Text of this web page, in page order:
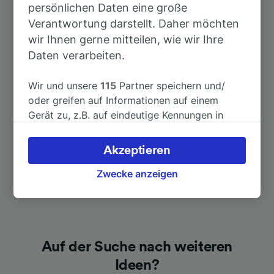
(Oberbay)
Nach Salzburg Hbf 2h 28min
Nach Weilheim (Oberbay) 1h 2min
Auf der Suche nach weiteren
Ideen?
persönlichen Daten eine große
Verantwortung darstellt. Daher möchten
wir Ihnen gerne mitteilen, wie wir Ihre
Daten verarbeiten.
Wir und unsere115 Partner speichern und/
oder greifen auf Informationen auf einem
Gerät zu, z.B. auf eindeutige Kennungen in
verarbeiten. Sie können Ihre Präferenzen
akzeptieren oder verwalten, einschließlich
Ihres Widerspruchsrechts bei berechtigtem
haben keinen Einfluss auf Surfdaten. Ihre
Daten werden nicht für Tracking-Zwecke
Zwecke anzeigen
Akzeptieren